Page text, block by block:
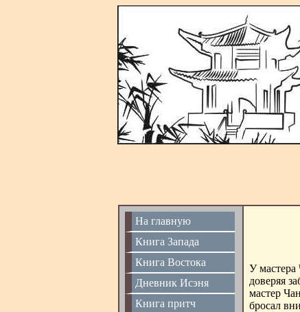
На главную
Книга Запада
Книга Востока
Дневник Исэня
Книга притч
У мастера
доверяя
мастер
бросал